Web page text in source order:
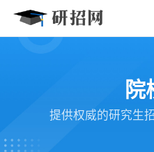
院
提供权威的研究生